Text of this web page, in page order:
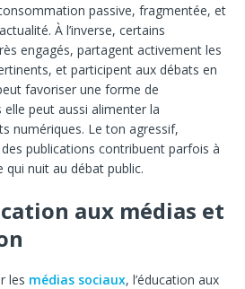
passive, fragmentée, et
À l’inverse, certains
engagés, partagent activement les
et participent aux débats en
favoriser une forme de
peut aussi alimenter la
numériques. Le ton agressif,
publications contribuent parfois à
nuit au débat public.
aux médias et
les médias sociaux, l’éducation aux